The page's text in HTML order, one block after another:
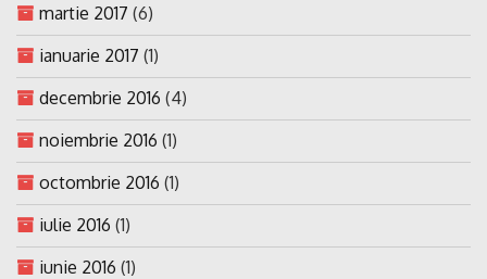
martie 2017 (6)
ianuarie 2017 (1)
decembrie 2016 (4)
noiembrie 2016 (1)
octombrie 2016 (1)
iulie 2016 (1)
iunie 2016 (1)